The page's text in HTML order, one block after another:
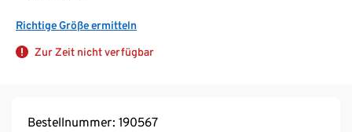
Richtige Größe ermitteln
Zur Zeit nicht verfügbar
Bestellnummer: 190567